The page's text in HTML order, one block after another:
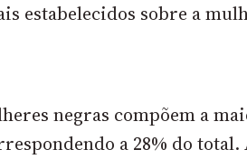
estabelecidos sobre a
negras compõem a
a 28% do total.